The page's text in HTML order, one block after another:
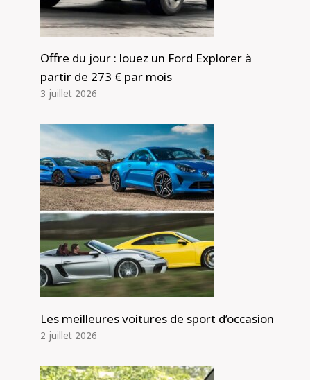
Offre du jour : louez un Ford Explorer à
partir de 273 € par mois
3 juillet 2026
Les meilleures voitures de sport d’occasion
2 juillet 2026